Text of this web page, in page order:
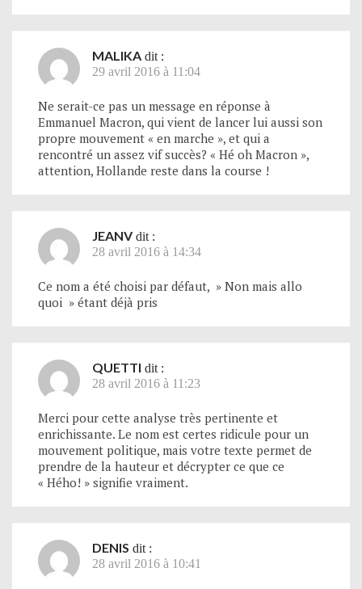
MALIKA dit :
29 avril 2016 à 11:04
Ne serait-ce pas un message en réponse à
Emmanuel Macron, qui vient de lancer lui aussi son
propre mouvement « en marche », et qui a
rencontré un assez vif succès? « Hé oh Macron »,
attention, Hollande reste dans la course !
JEANV dit :
28 avril 2016 à 14:34
Ce nom a été choisi par défaut, » Non mais allo
quoi » étant déjà pris
QUETTI dit :
28 avril 2016 à 11:23
Merci pour cette analyse très pertinente et
enrichissante. Le nom est certes ridicule pour un
mouvement politique, mais votre texte permet de
prendre de la hauteur et décrypter ce que ce
« Hého! » signifie vraiment.
DENIS dit :
28 avril 2016 à 10:41